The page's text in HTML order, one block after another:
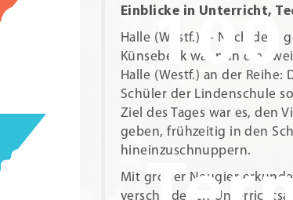
Einblicke in Unterricht,
Halle (Westf.). – Nach dem
Künsebeck war nun die
Halle (Westf.) an der
Schüler der Lindenschule
Ziel des Tages war es, den
geben, frühzeitig in den
hineinzuschnuppern.
Mit großer Neugier
verschiedenen